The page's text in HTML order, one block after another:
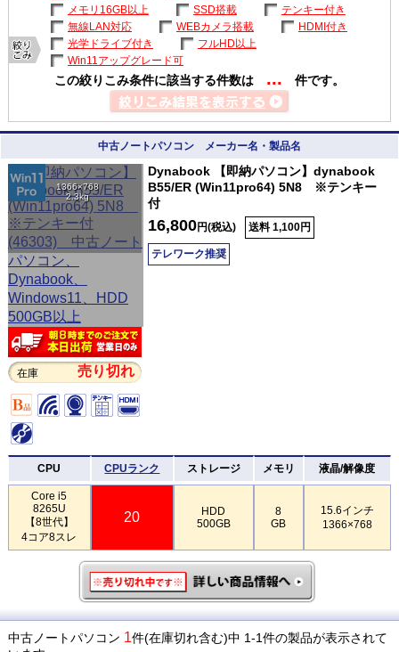
メモリ16GB以上
SSD搭載
テンキー付き
無線LAN対応
WEBカメラ搭載
HDMI付き
光学ドライブ付き
フルHD以上
Win11アップグレード可
この絞りこみ条件に該当する件数は ... 件です。
中古ノートパソコン メーカー名・製品名
1366×768
2.3kg
在庫 売り切れ
Dynabook 【即納パソコン】dynabook
B55/ER (Win11pro64) 5N8 ※テンキー
付
16,800円(税込) 送料 1,100円
テレワーク推奨
CPU CPUランク ストレージ メモリ 液晶/解像度
Core i5
8265U
【8世代】
4コア8スレ
20
HDD
500GB
8
GB
15.6インチ
1366×768
中古ノートパソコン 1件(在庫切れ含む)中 1-1件の製品が表示されて